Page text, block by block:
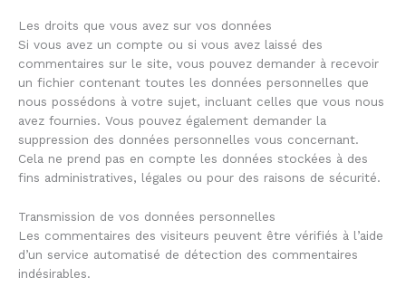
Les droits que vous avez sur vos données
Si vous avez un compte ou si vous avez laissé des
commentaires sur le site, vous pouvez demander à recevoir
un fichier contenant toutes les données personnelles que
nous possédons à votre sujet, incluant celles que vous nous
avez fournies. Vous pouvez également demander la
suppression des données personnelles vous concernant.
Cela ne prend pas en compte les données stockées à des
fins administratives, légales ou pour des raisons de sécurité.
Transmission de vos données personnelles
Les commentaires des visiteurs peuvent être vérifiés à l’aide
d’un service automatisé de détection des commentaires
indésirables.